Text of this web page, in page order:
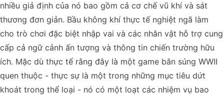
nhiều giả định của nó bao gồm cả cơ chế vũ khí và sát
thương đơn giản. Bầu không khí thực tế nghiệt ngã làm
cho trò chơi đặc biệt nhập vai và các nhân vật hỗ trợ cung
cấp cả ngữ cảnh ấn tượng và thông tin chiến trường hữu
ích. Mặc dù thực tế rằng đây là một game bắn súng WWII
quen thuộc - thực sự là một trong những mục tiêu dứt
khoát trong thể loại - nó có một loạt các nhiệm vụ bao